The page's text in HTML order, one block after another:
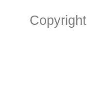
Copyright